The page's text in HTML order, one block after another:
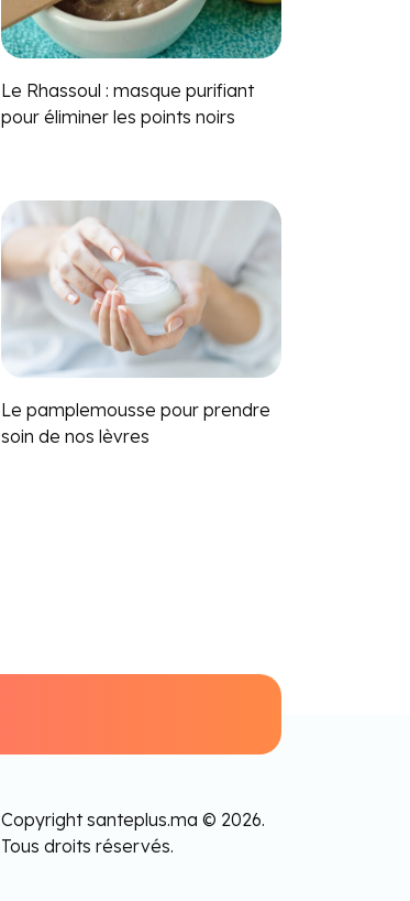
Le Rhassoul : masque purifiant
pour éliminer les points noirs
Le pamplemousse pour prendre
soin de nos lèvres
Copyright santeplus.ma © 2026.
Tous droits réservés.